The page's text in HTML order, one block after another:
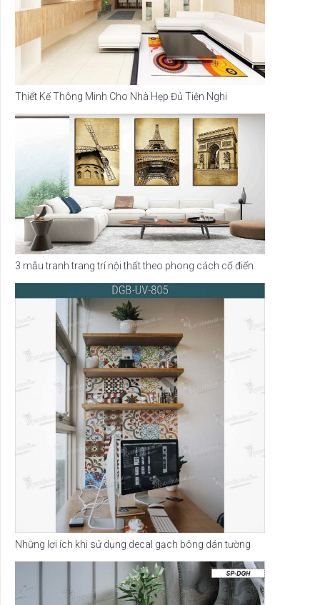
Thiết Kế Thông Minh Cho Nhà Hẹp Đủ Tiện Nghi
3 mẫu tranh trang trí nội thất theo phong cách cổ điển
Những lợi ích khi sử dụng decal gạch bông dán tường